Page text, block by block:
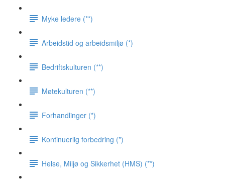
Myke ledere (**)
Arbeidstid og arbeidsmiljø (*)
Bedriftskulturen (**)
Møtekulturen (**)
Forhandlinger (*)
Kontinuerlig forbedring (*)
Helse, Miljø og Sikkerhet (HMS) (**)